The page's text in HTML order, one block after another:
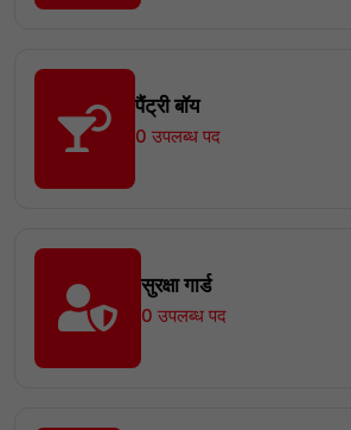
पैंट्री बॉय
0 उपलब्ध पद
सुरक्षा गार्ड
0 उपलब्ध पद